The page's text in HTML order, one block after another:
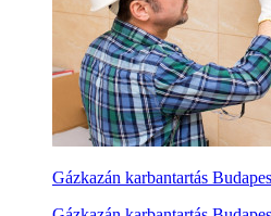
Gázkazán karbantartás